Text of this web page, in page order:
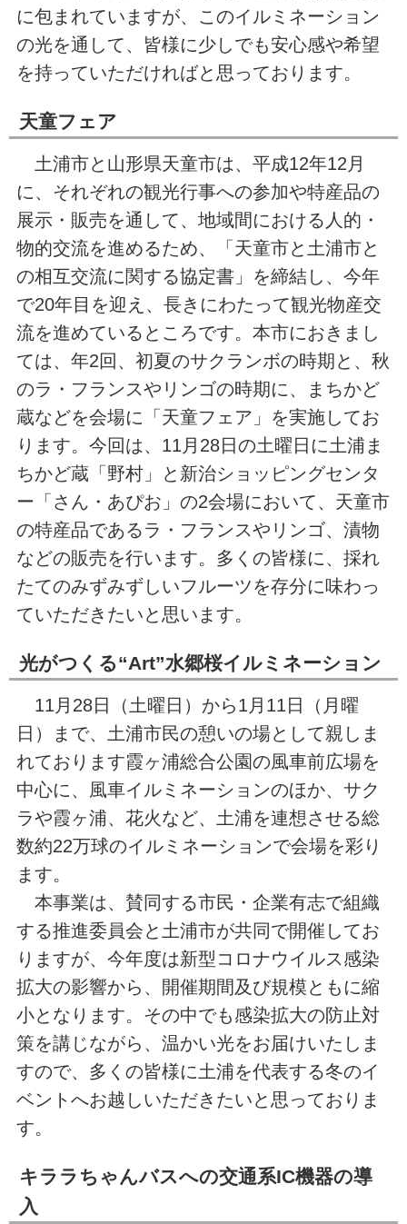
に包まれていますが、このイルミネーション
の光を通して、皆様に少しでも安心感や希望
を持っていただければと思っております。
天童フェア
土浦市と山形県天童市は、平成12年12月
に、それぞれの観光行事への参加や特産品の
展示・販売を通して、地域間における人的・
物的交流を進めるため、「天童市と土浦市と
の相互交流に関する協定書」を締結し、今年
で20年目を迎え、長きにわたって観光物産交
流を進めているところです。本市におきまし
ては、年2回、初夏のサクランボの時期と、秋
のラ・フランスやリンゴの時期に、まちかど
蔵などを会場に「天童フェア」を実施してお
ります。今回は、11月28日の土曜日に土浦ま
ちかど蔵「野村」と新治ショッピングセンタ
ー「さん・あぴお」の2会場において、天童市
の特産品であるラ・フランスやリンゴ、漬物
などの販売を行います。多くの皆様に、採れ
たてのみずみずしいフルーツを存分に味わっ
ていただきたいと思います。
光がつくる“Art”水郷桜イルミネーション
11月28日（土曜日）から1月11日（月曜
日）まで、土浦市民の憩いの場として親しま
れております霞ヶ浦総合公園の風車前広場を
中心に、風車イルミネーションのほか、サク
ラや霞ヶ浦、花火など、土浦を連想させる総
数約22万球のイルミネーションで会場を彩り
ます。
本事業は、賛同する市民・企業有志で組織
する推進委員会と土浦市が共同で開催してお
りますが、今年度は新型コロナウイルス感染
拡大の影響から、開催期間及び規模ともに縮
小となります。その中でも感染拡大の防止対
策を講じながら、温かい光をお届けいたしま
すので、多くの皆様に土浦を代表する冬のイ
ベントへお越しいただきたいと思っておりま
す。
キララちゃんバスへの交通系IC機器の導
入